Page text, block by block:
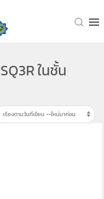
ในชั้น